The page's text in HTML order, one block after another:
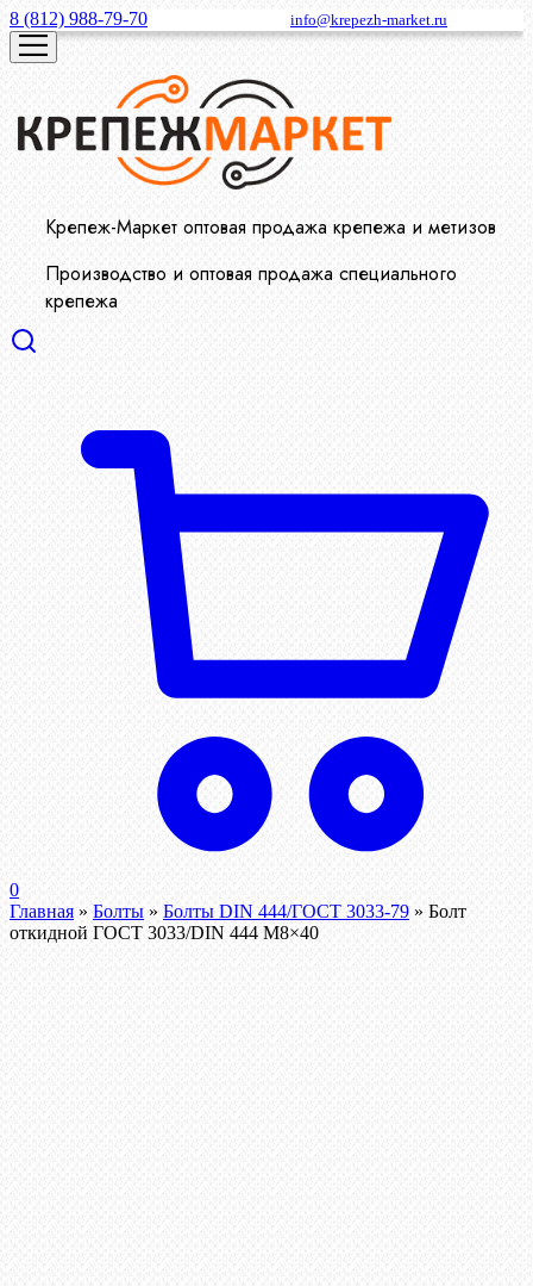
8 (812) 988-79-70 info@krepezh-market.ru
Крепеж-Маркет оптовая продажа крепежа и метизов
Производство и оптовая продажа специального
крепежа
0
Главная » Болты » Болты DIN 444/ГОСТ 3033-79 » Болт
откидной ГОСТ 3033/DIN 444 М8×40